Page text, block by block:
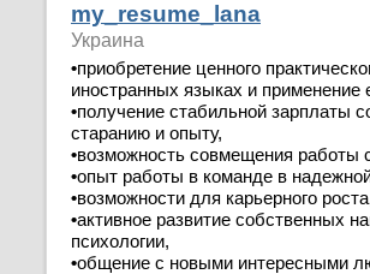
my_resume_lana
Украина
•приобретение ценного
иностранных языках и применение
•получение стабильной зарплаты
старанию и опыту,
•возможность совмещения работы
•опыт работы в команде в
•возможности для карьерного
•активное развитие собственных
психологии,
•общение с новыми интересными